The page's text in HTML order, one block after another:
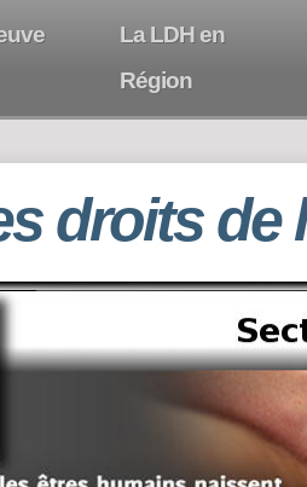
La LDH en
Région
droits de